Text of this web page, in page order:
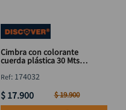
Cimbra con colorante
cuerda plástica 30 Mts
: 174032
$ 17.900 $19.900